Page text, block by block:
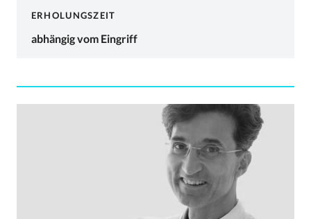
ERHOLUNGSZEIT
abhängig vom Eingriff